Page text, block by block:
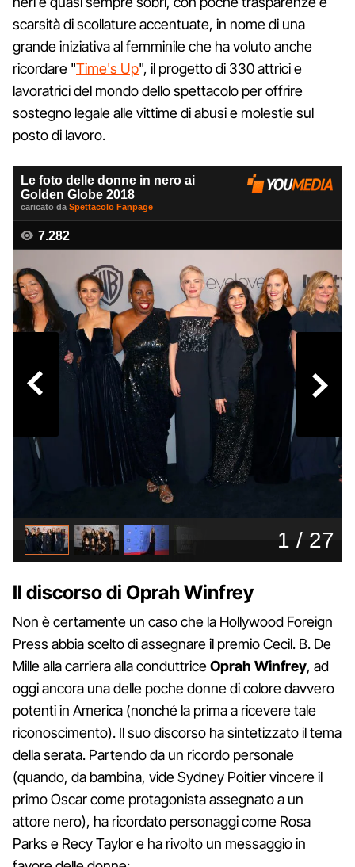
scarsità di scollature accentuate, in nome di una
grande iniziativa al femminile che ha voluto anche
ricordare "Time's Up", il progetto di 330 attrici e
lavoratrici del mondo dello spettacolo per offrire
sostegno legale alle vittime di abusi e molestie sul
posto di lavoro.
Il discorso di Oprah Winfrey
Non è certamente un caso che la Hollywood Foreign
Press abbia scelto di assegnare il premio Cecil. B. De
Mille alla carriera alla conduttriceOprah Winfrey, ad
oggi ancora una delle poche donne di colore davvero
potenti in America (nonché la prima a ricevere tale
riconoscimento). Il suo discorso ha sintetizzato il tema
della serata. Partendo da un ricordo personale
(quando, da bambina, vide Sydney Poitier vincere il
primo Oscar come protagonista assegnato a un
attore nero), ha ricordato personaggi come Rosa
Parks e Recy Taylor e ha rivolto un messaggio in